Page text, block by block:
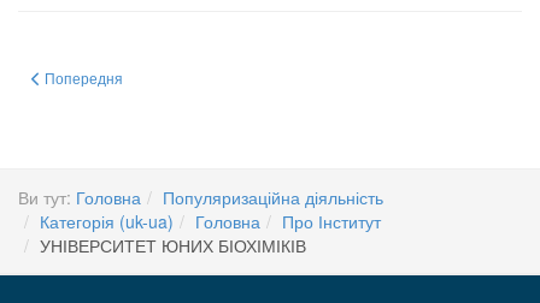
Попередня стаття: Етичний кодекс ученого України
Попередня
Ви тут: Головна
Популяризаційна діяльність
Категорія (uk-ua)
Головна
Про Інститут
УНІВЕРСИТЕТ ЮНИХ БІОХІМІКІВ